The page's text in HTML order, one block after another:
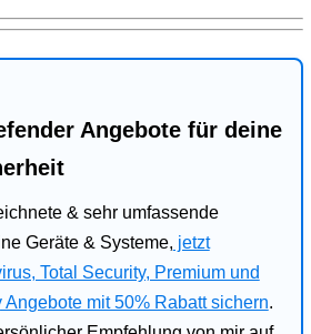
Angebote für deine
& sehr umfassende
Geräte & Systeme, jetzt
Total Security, Premium und
Angebote mit 50% Rabatt sichern.